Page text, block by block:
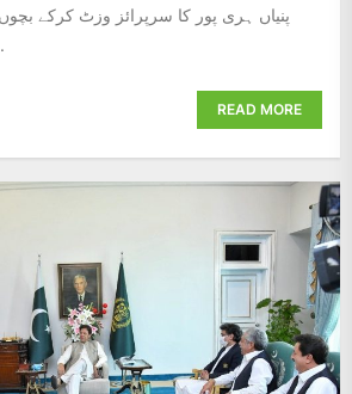
پنیاں ہری پور کا سرپرائز وزٹ کرکے
امور
READ MORE